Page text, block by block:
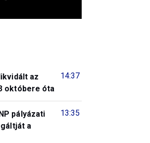
14:37
az
októbere óta
13:35
pályázati
a